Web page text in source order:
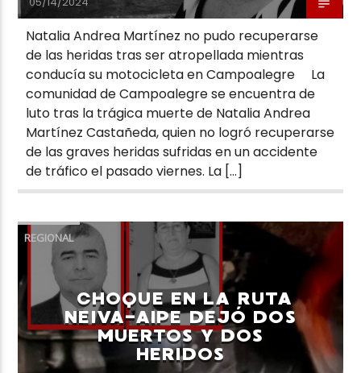
Natalia Andrea Martínez no pudo recuperarse
de las heridas tras ser atropellada mientras
conducía su motocicleta en Campoalegre La
comunidad de Campoalegre se encuentra de
luto tras la trágica muerte de Natalia Andrea
Martínez Castañeda, quien no logró recuperarse
de las graves heridas sufridas en un accidente
de tráfico el pasado viernes. La […]
REGIONAL
CHOQUE EN LA RUTA
NEIVA-AIPE DEJÓ DOS
MUERTOS Y DOS
HERIDOS